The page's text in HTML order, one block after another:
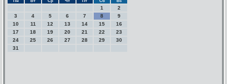
1
2
3
4 5 6 7 8
9
10
11 12 13 14 15
16
17
18 19 20 21 22
23
24
25 26 27 28 29
30
31